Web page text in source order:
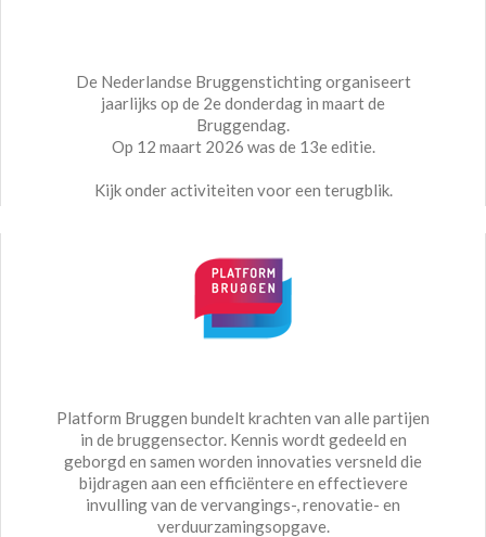
De Nederlandse Bruggenstichting organiseert
jaarlijks op de 2e donderdag in maart de
Bruggendag.
Op 12 maart 2026 was de 13e editie.
Kijk onder activiteiten voor een terugblik.
Platform Bruggen bundelt krachten van alle partijen
in de bruggensector. Kennis wordt gedeeld en
geborgd en samen worden innovaties versneld die
bijdragen aan een efficiëntere en effectievere
invulling van de vervangings-, renovatie- en
verduurzamingsopgave.